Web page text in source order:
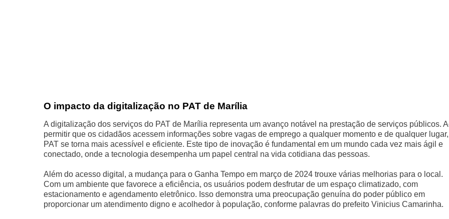
O impacto da digitalização no PAT de Marília
A digitalização dos serviços do PAT de Marília representa um avanço notável na prestação de serviços públicos.
permitir que os cidadãos acessem informações sobre vagas de emprego a qualquer momento e de qualquer
PAT se torna mais acessível e eficiente. Este tipo de inovação é fundamental em um mundo cada vez mais ágil e
conectado, onde a tecnologia desempenha um papel central na vida cotidiana das pessoas.
Além do acesso digital, a mudança para o Ganha Tempo em março de 2024 trouxe várias melhorias para o local.
Com um ambiente que favorece a eficiência, os usuários podem desfrutar de um espaço climatizado, com
estacionamento e agendamento eletrônico. Isso demonstra uma preocupação genuína do poder público em
proporcionar um atendimento digno e acolhedor à população, conforme palavras do prefeito Vinicius Camarinha.